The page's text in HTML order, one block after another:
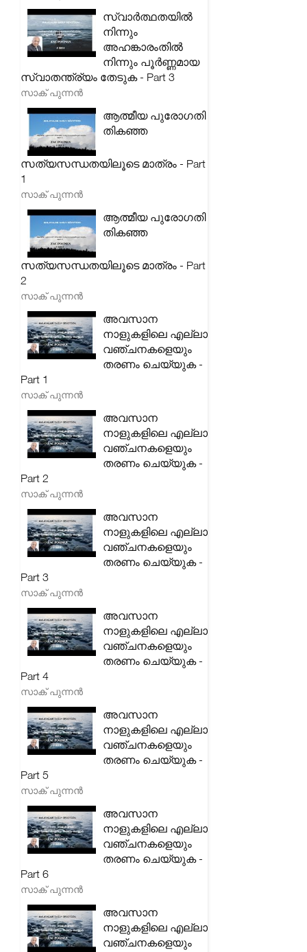
സ്വാർത്ഥതയിൽ
നിന്നും
അഹങ്കാരംതിൽ
നിന്നും പൂർണ്ണമായ
സ്വാതന്ത്ര്യം തേടുക - Part 3
സാക് പുന്നൻ
ആത്മീയ പുരോഗതി
തികഞ്ഞ
സത്യസന്ധതയിലൂടെ മാത്രം - Part
1
സാക് പുന്നൻ
ആത്മീയ പുരോഗതി
തികഞ്ഞ
സത്യസന്ധതയിലൂടെ മാത്രം - Part
2
സാക് പുന്നൻ
അവസാന
നാളുകളിലെ എല്ലാ
വഞ്ചനകളെയും
തരണം ചെയ്യുക -
Part 1
സാക് പുന്നൻ
അവസാന
നാളുകളിലെ എല്ലാ
വഞ്ചനകളെയും
തരണം ചെയ്യുക -
Part 2
സാക് പുന്നൻ
അവസാന
നാളുകളിലെ എല്ലാ
വഞ്ചനകളെയും
തരണം ചെയ്യുക -
Part 3
സാക് പുന്നൻ
അവസാന
നാളുകളിലെ എല്ലാ
വഞ്ചനകളെയും
തരണം ചെയ്യുക -
Part 4
സാക് പുന്നൻ
അവസാന
നാളുകളിലെ എല്ലാ
വഞ്ചനകളെയും
തരണം ചെയ്യുക -
Part 5
സാക് പുന്നൻ
അവസാന
നാളുകളിലെ എല്ലാ
വഞ്ചനകളെയും
തരണം ചെയ്യുക -
Part 6
സാക് പുന്നൻ
അവസാന
നാളുകളിലെ എല്ലാ
വഞ്ചനകളെയും